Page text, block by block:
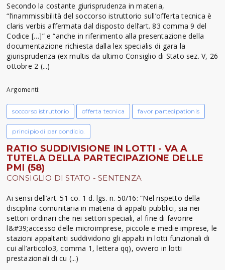
Secondo la costante giurisprudenza in materia,
“l’inammissibilità del soccorso istruttorio sull’offerta tecnica è
claris verbis affermata dal disposto dell’art. 83 comma 9 del
Codice […]” e “anche in riferimento alla presentazione della
documentazione richiesta dalla lex specialis di gara la
giurisprudenza (ex multis da ultimo Consiglio di Stato sez. V, 26
ottobre 2 (...)
Argomenti:
soccorso istruttorio offerta tecnica favor partecipationis
principio di par condicio.
RATIO SUDDIVISIONE IN LOTTI - VA A
TUTELA DELLA PARTECIPAZIONE DELLE
PMI (58)
CONSIGLIO DI STATO - SENTENZA
Ai sensi dell’art. 51 co. 1 d. lgs. n. 50/16: “Nel rispetto della
disciplina comunitaria in materia di appalti pubblici, sia nei
settori ordinari che nei settori speciali, al fine di favorire
l&#39;accesso delle microimprese, piccole e medie imprese, le
stazioni appaltanti suddividono gli appalti in lotti funzionali di
cui all’articolo3, comma 1, lettera qq), ovvero in lotti
prestazionali di cu (...)